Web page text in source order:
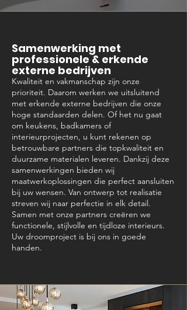
Samenwerking met
professionele & erkende
externe bedrijven
Kwaliteit en vakmanschap zijn onze
prioriteit. Daarom werken we uitsluitend
met erkende externe bedrijven die onze
hoge standaarden delen. Of het nu gaat
om keukens, badkamers of
interieurprojecten, u kunt rekenen op
betrouwbare partners die topkwaliteit en
duurzame materialen leveren. Dankzij deze
samenwerkingen bieden wij
maatwerkoplossingen die perfect aansluiten
bij uw wensen. Van ontwerp tot realisatie
streven wij naar perfectie in elk detail.
Samen met onze partners creëren we
functionele, stijlvolle en tijdloze interieurs.
Uw droomproject is bij ons in goede
handen.